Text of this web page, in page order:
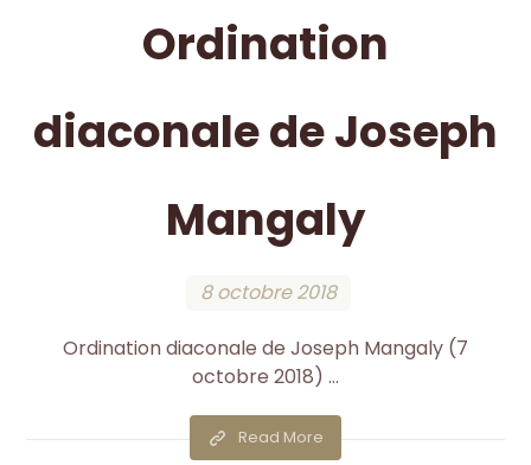
Ordination
diaconale de Joseph
Mangaly
8 octobre 2018
Ordination diaconale de Joseph Mangaly (7
octobre 2018) ...
Read More